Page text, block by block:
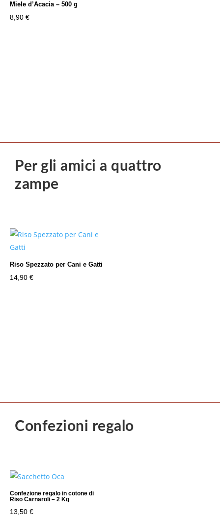
Miele d’Acacia – 500 g
8,90 €
Per gli amici a quattro
zampe
Riso Spezzato per Cani e Gatti
14,90 €
Confezioni regalo
Confezione regalo in cotone di
Riso Carnaroli – 2 Kg
13,50 €